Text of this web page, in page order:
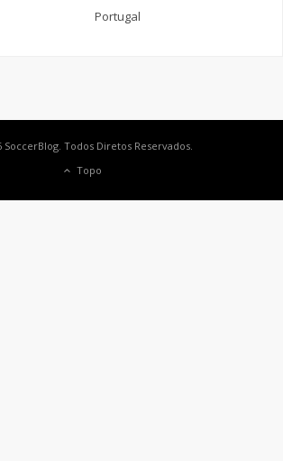
Portugal
SoccerBlog. Todos Diretos Reservados.
Topo